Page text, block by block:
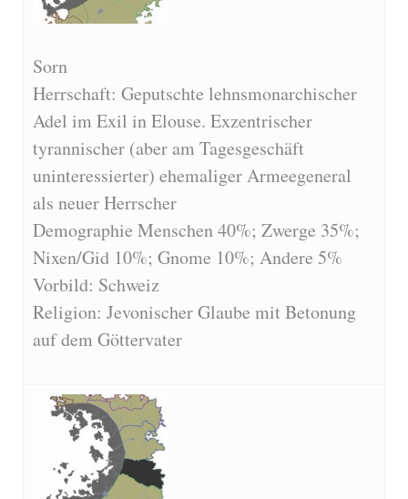
Sorn
Herrschaft: Geputschte lehnsmonarchischer
Adel im Exil in Elouse. Exzentrischer
tyrannischer (aber am Tagesgeschäft
uninteressierter) ehemaliger Armeegeneral
als neuer Herrscher
Demographie Menschen 40%; Zwerge 35%;
Nixen/Gid 10%; Gnome 10%; Andere 5%
Vorbild: Schweiz
Religion: Jevonischer Glaube mit Betonung
auf dem Göttervater